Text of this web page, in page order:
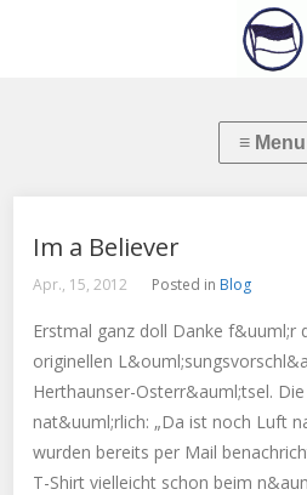
Im a Believer
Apr., 15, 2012 Posted in Blog
Erstmal ganz doll Danke f&uuml;r
originellen
Herthaunser-Osterr&auml;tsel.
nat&uuml;rlich: „Da ist noch Luft
wurden bereits per Mail
T-Shirt vielleicht schon beim